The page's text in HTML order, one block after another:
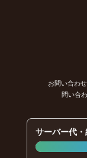
お問い合わ
問い合
サーバー代